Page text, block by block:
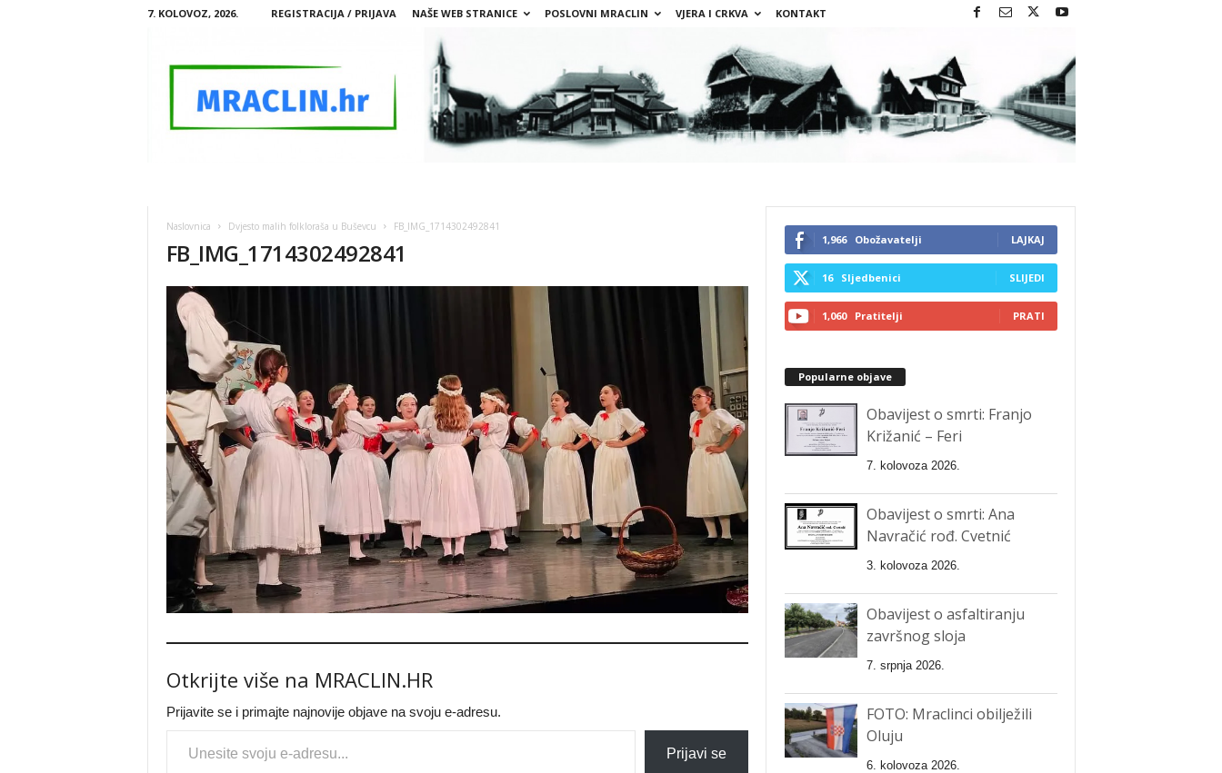
7. KOLOVOZ, 2026. REGISTRACIJA / PRIJAVA NAŠE WEB STRANICE POSLOVNI MRACLIN VJERA I CRKVA KONTAKT
A
Naslovnica Dvjesto malih folkloraša u Buševcu FB_IMG_1714302492841
FB_IMG_1714302492841
Otkrijte više na MRACLIN.HR
Prijavite se i primajte najnovije objave na svoju e-adresu.
Type your email…
Prijavi se
1,966 Obožavatelji LAJKAJ
16 Sljedbenici SLIJEDI
1,060 Pratitelji PRATI
Popularne objave
Obavijest o smrti: Franjo
Križanić – Feri
7. kolovoza 2026.
Obavijest o smrti: Ana
Navračić rođ. Cvetnić
3. kolovoza 2026.
Obavijest o asfaltiranju
završnog sloja
7. srpnja 2026.
FOTO: Mraclinci obilježili
Oluju
6. kolovoza 2026.